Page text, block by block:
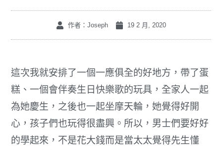
作者：Joseph 19 2 月, 2020
這次我就安排了一個一應俱全的好地方，帶了蛋
糕、一個會伴奏生日快樂歌的玩具，全家人一起
為她慶生，之後也一起坐摩天輪，她覺得好開
心，孩子們也玩得很盡興。所以，男士們要好好
的學起來，不是花大錢而是當太太覺得先生懂